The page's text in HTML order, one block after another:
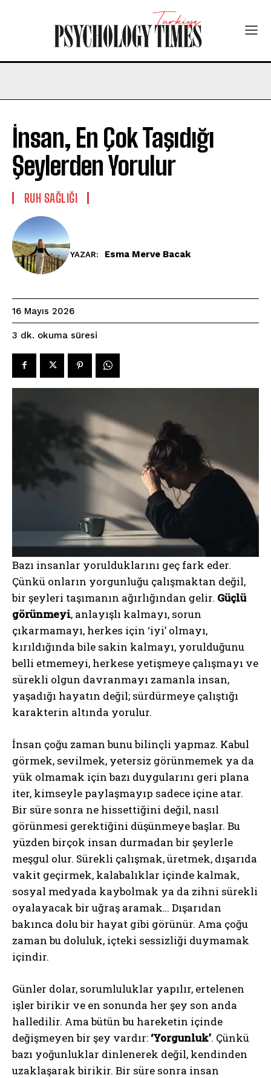
İnsan, En Çok Taşıdığı
Şeylerden Yorulur
⁠RUH SAĞLIĞI
YAZAR: Esma Merve Bacak
16 Mayıs 2026
3 dk. okuma süresi
Bazı insanlar yorulduklarını geç fark eder.
Çünkü onların yorgunluğu çalışmaktan değil,
bir şeyleri taşımanın ağırlığından gelir. Güçlü
görünmeyi, anlayışlı kalmayı, sorun
çıkarmamayı, herkes için ‘iyi’ olmayı,
kırıldığında bile sakin kalmayı, yorulduğunu
belli etmemeyi, herkese yetişmeye çalışmayı ve
sürekli olgun davranmayı zamanla insan,
yaşadığı hayatın değil; sürdürmeye çalıştığı
karakterin altında yorulur.
İnsan çoğu zaman bunu bilinçli yapmaz. Kabul
görmek, sevilmek, yetersiz görünmemek ya da
yük olmamak için bazı duygularını geri plana
iter, kimseyle paylaşmayıp sadece içine atar.
Bir süre sonra ne hissettiğini değil, nasıl
görünmesi gerektiğini düşünmeye başlar. Bu
yüzden birçok insan durmadan bir şeylerle
meşgul olur. Sürekli çalışmak, üretmek, dışarıda
vakit geçirmek, kalabalıklar içinde kalmak,
sosyal medyada kaybolmak ya da zihni sürekli
oyalayacak bir uğraş aramak… Dışarıdan
bakınca dolu bir hayat gibi görünür. Ama çoğu
zaman bu doluluk, içteki sessizliği duymamak
içindir.
Günler dolar, sorumluluklar yapılır, ertelenen
işler birikir ve en sonunda her şey son anda
halledilir. Ama bütün bu hareketin içinde
değişmeyen bir şey vardır: ‘Yorgunluk’. Çünkü
bazı yoğunluklar dinlenerek değil, kendinden
uzaklaşarak birikir. Bir süre sonra insan